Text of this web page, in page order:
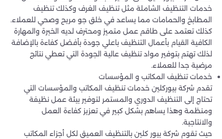
خدمات التنظيف الشاملة مثل تنظيف الغرف وكذلك تنظيف
المطابخ والحمامات مما يساعد في خلق جو مريح وصحي للعملاء.
كذلك تعتمد على طاقم عمل متميز ومحترف لديه الخبرة والمهارة
الكافية القيام بأعمال التنظيف باعلي جودة بأفضل كفاءة بالإضافة
لذلك تهتم بتوفير مواد تنظيف عالية الجودة التي تعطي نتائج
مرضية جدا للعملاء.
خدمات تنظيف المكاتب و المؤسسات
تقدم شركة بيوركلين خدمات تنظيف المكاتب والمؤسسات التي
تحتاج إلى التنظيف الدوري والمستمر لتوفير بيئة عمل نظيفة
ومنظمة وهذا يساهم بشكل كبير في تعزيز كفاءة العمل
والانتاجية.
حيث تقوم شركة بيور كلين بالتنظيف العميق لكل أجزاء المكاتب